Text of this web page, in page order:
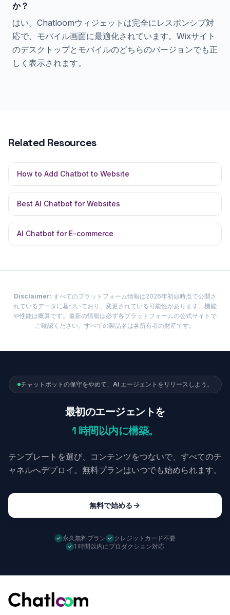
か？
はい。Chatloomウィジェットは完全にレスポンシブ対
応で、モバイル画面に最適化されています。Wixサイト
のデスクトップとモバイルのどちらのバージョンでも正
しく表示されます。
Related Resources
How to Add Chatbot to Website
Best AI Chatbot for Websites
AI Chatbot for E-commerce
Disclaimer: すべてのプラットフォーム情報は2026年初頭時点で公開さ
れているデータに基づいており、変更されている可能性があります。機能
や性能は概算です。最新の情報は必ず各プラットフォームの公式サイトで
ご確認ください。すべての製品名は各所有者の財産です。
チャットボットの保守をやめて、AI エージェントをリリースしよう。
最初のエージェントを
1 時間以内に構築。
テンプレートを選び、コンテンツをつないで、すべてのチ
ャネルへデプロイ。無料プランはいつでも始められます。
無料で始める
永久無料プラン
クレジットカード不要
1 時間以内にプロダクション対応